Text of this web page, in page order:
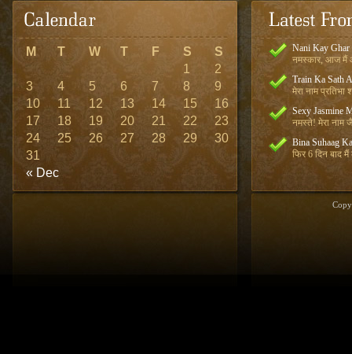
M T W T F S S
« Dec
1
2
3
4 5 6 7 8
9
10
11 12 13 14 15
16
17
18 19 20 21 22
23
24
25 26 27 28 29
30
31
Nani Kay Ghar
नमस्कार, आज मैं
Train Ka Sath
मेरा नाम प्रतिभा
Sexy Jasmine
नमस्ते! मेरा नाम
Bina Suhaag
फिर 6 दिन बाद